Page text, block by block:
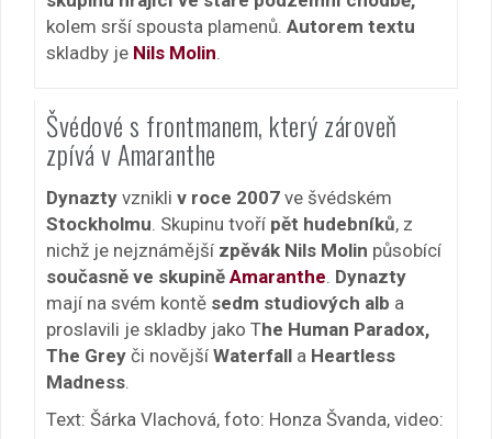
kolem srší spousta plamenů. Autorem textu
skladby je Nils Molin
Švédové s frontmanem, který zároveň
zpívá v Amaranthe
Dynazty vznikli v roce 2007 ve švédském
Stockholmu . Skupinu tvoří pět hudebníků, z
nichž je nejznámější zpěvák Nils Molin působící
současně ve skupině Amaranthe Dynazty
mají na svém kontě sedm studiových alb a
proslavili je skladby jako The Human Paradox,
The Grey či novější Waterfall a Heartless
Madness
Text: Šárka Vlachová, foto: Honza Švanda, video: